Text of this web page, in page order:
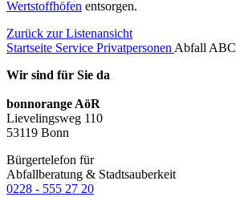
Wertstoffhöfen entsorgen.
Zurück zur Listenansicht
Startseite Service PrivatpersonenAbfall ABC
Wir sind für Sie da
bonnorange AöR
Lievelingsweg 110
53119 Bonn
Bürgertelefon für
Abfallberatung & Stadtsauberkeit
0228 - 555 27 20